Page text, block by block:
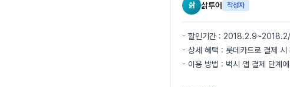
삵 삵투어 작성자
- 할인기간 :
- 상세 혜택 : 롯데카드로 결제
- 이용 방법 : 벅시 앱 결제 단계